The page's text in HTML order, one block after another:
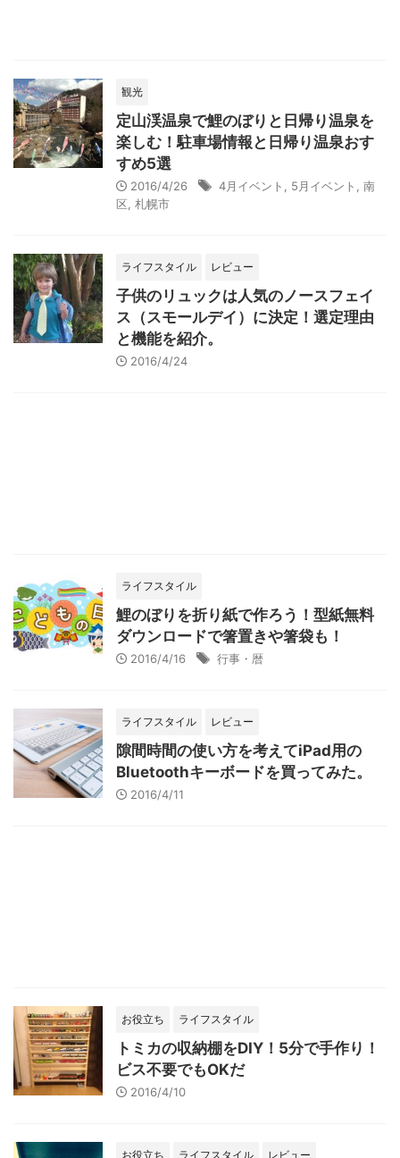
観光
定山渓温泉で鯉のぼりと日帰り温泉を
楽しむ！駐車場情報と日帰り温泉おす
すめ5選
2016/4/26 4月イベント 5月イベント
南
区 札幌市
ライフスタイル レビュー
子供のリュックは人気のノースフェイ
ス（スモールデイ）に決定！選定理由
と機能を紹介。
2016/4/24
ライフスタイル
鯉のぼりを折り紙で作ろう！型紙無料
ダウンロードで箸置きや箸袋も！
2016/4/16 行事・暦
ライフスタイル レビュー
隙間時間の使い方を考えてiPad用の
Bluetoothキーボードを買ってみた。
2016/4/11
お役立ち ライフスタイル
トミカの収納棚をDIY！5分で手作り！
ビス不要でもOKだ
2016/4/10
お役立ち ライフスタイル レビュー